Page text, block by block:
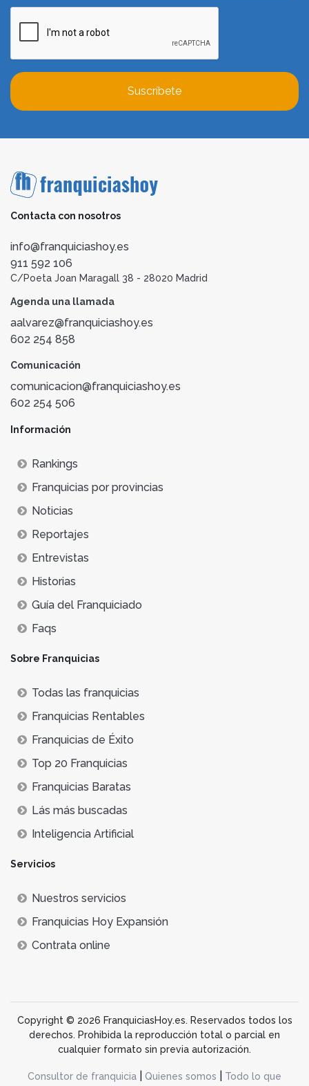
Suscríbete
Contacta con nosotros
info@franquiciashoy.es
911 592 106
C/Poeta Joan Maragall 38 - 28020 Madrid
Agenda una llamada
aalvarez@franquiciashoy.es
602 254 858
Comunicación
comunicacion@franquiciashoy.es
602 254 506
Información
Rankings
Franquicias por provincias
Noticias
Reportajes
Entrevistas
Historias
Guía del Franquiciado
Faqs
Sobre Franquicias
Todas las franquicias
Franquicias Rentables
Franquicias de Éxito
Top 20 Franquicias
Franquicias Baratas
Lás más buscadas
Inteligencia Artificial
Servicios
Nuestros servicios
Franquicias Hoy Expansión
Contrata online
Copyright © 2026 FranquiciasHoy.es. Reservados todos los
derechos. Prohibida la reproducción total o parcial en
cualquier formato sin previa autorización.
Consultor de franquicia Quienes somos Todo lo que